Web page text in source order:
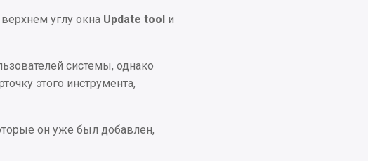
углу окна Update tool и
системы, однако
этого инструмента,
он уже был добавлен,